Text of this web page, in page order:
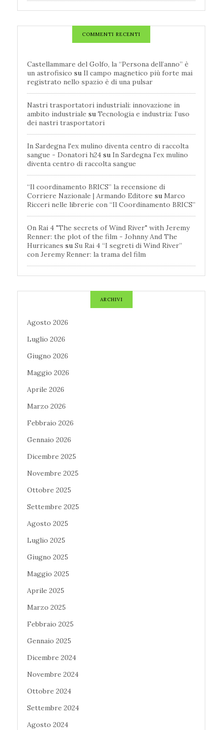
COMMENTI RECENTI
Castellammare del Golfo, la “Persona dell’anno” è
un astrofisico su Il campo magnetico più forte mai
registrato nello spazio è di una pulsar
Nastri trasportatori industriali: innovazione in
ambito industriale su Tecnologia e industria: l’uso
dei nastri trasportatori
In Sardegna l'ex mulino diventa centro di raccolta
sangue - Donatori h24 su In Sardegna l’ex mulino
diventa centro di raccolta sangue
“Il coordinamento BRICS” la recensione di
Corriere Nazionale | Armando Editore su Marco
Ricceri nelle librerie con “Il Coordinamento BRICS”
On Rai 4 "The secrets of Wind River" with Jeremy
Renner: the plot of the film - Johnny And The
Hurricanes su Su Rai 4 “I segreti di Wind River”
con Jeremy Renner: la trama del film
ARCHIVI
Agosto 2026
Luglio 2026
Giugno 2026
Maggio 2026
Aprile 2026
Marzo 2026
Febbraio 2026
Gennaio 2026
Dicembre 2025
Novembre 2025
Ottobre 2025
Settembre 2025
Agosto 2025
Luglio 2025
Giugno 2025
Maggio 2025
Aprile 2025
Marzo 2025
Febbraio 2025
Gennaio 2025
Dicembre 2024
Novembre 2024
Ottobre 2024
Settembre 2024
Agosto 2024